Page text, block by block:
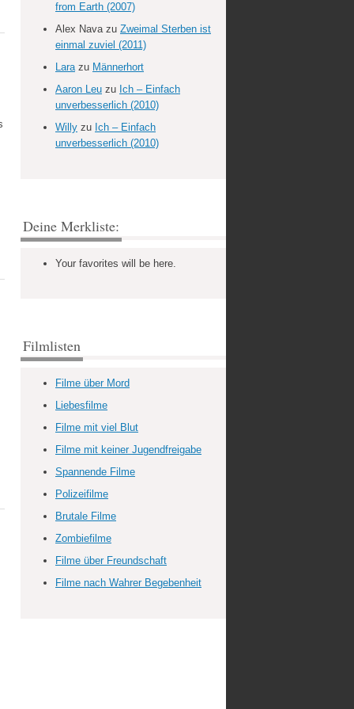
from Earth (2007)
Alex Navazu Zweimal Sterben ist
einmal zuviel (2011)
Larazu Männerhort
Aaron Leu zu Ich – Einfach
unverbesserlich (2010)
Willy zu Ich – Einfach
unverbesserlich (2010)
Deine Merkliste:
Your favorites will be here.
Filmlisten
Filme über Mord
Liebesfilme
Filme mit viel Blut
Filme mit keiner Jugendfreigabe
Spannende Filme
Polizeifilme
Brutale Filme
Zombiefilme
Filme über Freundschaft
Filme nach Wahrer Begebenheit